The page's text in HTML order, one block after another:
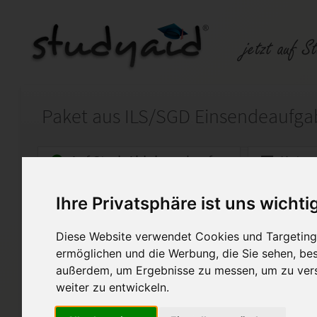
Ihre Privatsphäre ist uns
Diese Website verwendet Cookies und
ermöglichen und die Werbung, die Sie sehen,
außerdem, um Ergebnisse zu messen, um zu
weiter zu entwickeln.
Auf StudyAid.de verkaufen
Startseite Wirtschaft
Betriebswirtschaftslehre
Vergünstigtes Paket aus
Volks- und